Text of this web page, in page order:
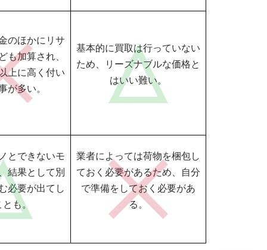
のほかにリサ
も加算され、
上に高く付い
が多い。
基本的に買取は行っていない
ため、リーズナブルな価格と
はいい難い。
とできないモ
結果として別
必要が出てし
も。
業者によっては荷物を梱包し
ておく必要があるため、自分
で準備をしておく必要があ
る。